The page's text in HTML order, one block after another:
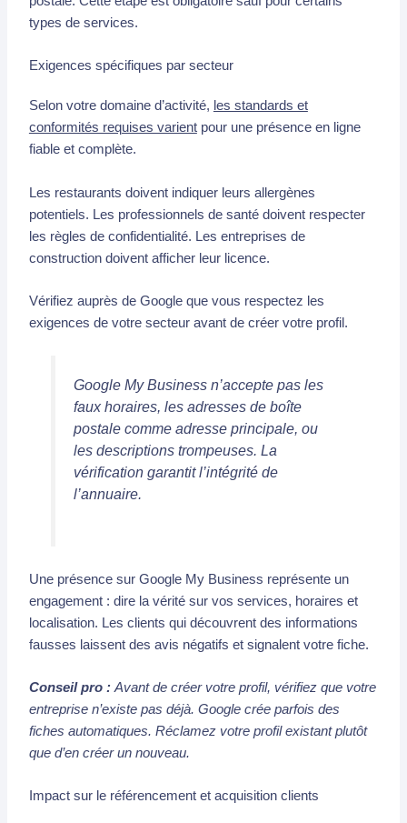
types de services.
Exigences spécifiques par secteur
Selon votre domaine d’activité, les standards et
conformités requises varientpour une présence en ligne
fiable et complète.
Les restaurants doivent indiquer leurs allergènes
potentiels. Les professionnels de santé doivent respecter
les règles de confidentialité. Les entreprises de
construction doivent afficher leur licence.
Vérifiez auprès de Google que vous respectez les
exigences de votre secteur avant de créer votre profil.
Google My Business n’accepte pas les
faux horaires, les adresses de boîte
postale comme adresse principale, ou
les descriptions trompeuses. La
vérification garantit l’intégrité de
l’annuaire.
Une présence sur Google My Business représente un
engagement : dire la vérité sur vos services, horaires et
localisation. Les clients qui découvrent des informations
fausses laissent des avis négatifs et signalent votre fiche.
Conseil pro : Avant de créer votre profil, vérifiez que votre
entreprise n’existe pas déjà. Google crée parfois des
fiches automatiques. Réclamez votre profil existant plutôt
que d’en créer un nouveau.
Impact sur le référencement et acquisition clients